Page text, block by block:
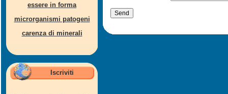
essere in forma
microrganismi patogeni
carenza di minerali
Iscriviti